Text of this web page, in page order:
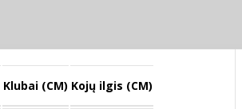
Klubai (CM) Kojų ilgis (CM)